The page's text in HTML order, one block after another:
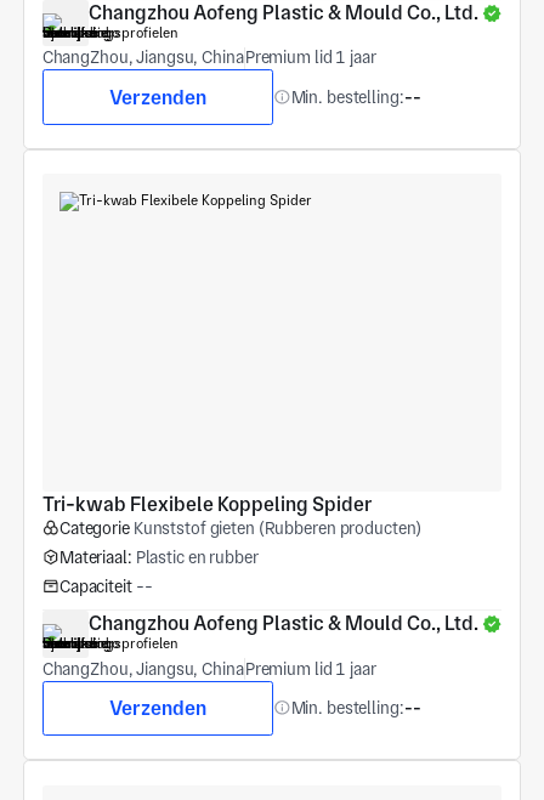
Changzhou Aofeng Plastic & Mould Co., Ltd.
ChangZhou, Jiangsu, ChinaPremium lid 1 jaar
Verzenden Min. bestelling:--
Tri-kwab Flexibele Koppeling Spider
Categorie Kunststof gieten (Rubberen producten)
Materiaal: Plastic en rubber
Capaciteit --
Changzhou Aofeng Plastic & Mould Co., Ltd.
ChangZhou, Jiangsu, ChinaPremium lid 1 jaar
Verzenden Min. bestelling:--